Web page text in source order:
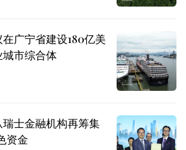
广宁省建设180亿美
市综合体
士金融机构再筹集
资金